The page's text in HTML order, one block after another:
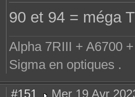
e
s
a
90 et 94 = méga
Alpha 7RIII + A6700
Sigma en optiques .
#151 Mer 19 Avr